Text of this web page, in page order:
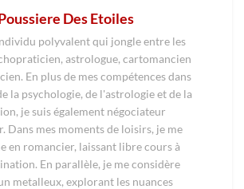
Des Etoiles
polyvalent qui jongle entre les
astrologue, cartomancien
En plus de mes compétences dans
la psychologie, de l'astrologie et de la
je suis également négociateur
Dans mes moments de loisirs, je me
en romancier, laissant libre cours à
En parallèle, je me considère
metalleux, explorant les nuances